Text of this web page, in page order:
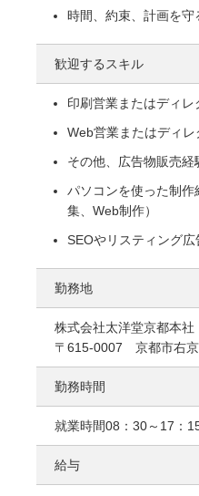
時間、約束、計画を守
歓迎するスキル
印刷営業またはディレ
Web営業またはディ
その他、広告物販売経
パソコンを使った制
集、Web制作）
SEOやリスティング
勤務地
株式会社太洋堂京都本社
〒615-0007 京都市右
勤務時間
就業時間08：30～17：
給与